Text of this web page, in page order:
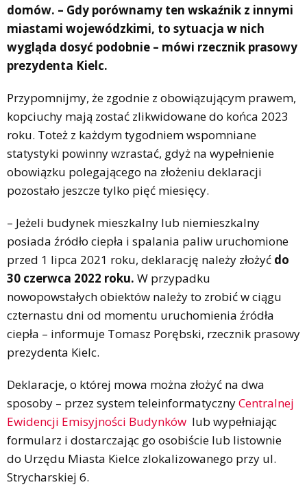
domów. – Gdy porównamy ten wskaźnik z innymi
miastami wojewódzkimi, to sytuacja w nich
wygląda dosyć podobnie – mówi rzecznik prasowy
prezydenta Kielc.
Przypomnijmy, że zgodnie z obowiązującym prawem,
kopciuchy mają zostać zlikwidowane do końca 2023
roku. Toteż z każdym tygodniem wspomniane
statystyki powinny wzrastać, gdyż na wypełnienie
obowiązku polegającego na złożeniu deklaracji
pozostało jeszcze tylko pięć miesięcy.
– Jeżeli budynek mieszkalny lub niemieszkalny
posiada źródło ciepła i spalania paliw uruchomione
przed 1 lipca 2021 roku, deklarację należy złożyć do
30 czerwca 2022 roku. W przypadku
nowopowstałych obiektów należy to zrobić w ciągu
czternastu dni od momentu uruchomienia źródła
ciepła – informuje Tomasz Porębski, rzecznik prasowy
prezydenta Kielc.
Deklaracje, o której mowa można złożyć na dwa
sposoby – przez system teleinformatycznyCentralnej
Ewidencji Emisyjności Budynków lub wypełniając
formularz i dostarczając go osobiście lub listownie
do Urzędu Miasta Kielce zlokalizowanego przy ul.
Strycharskiej 6.